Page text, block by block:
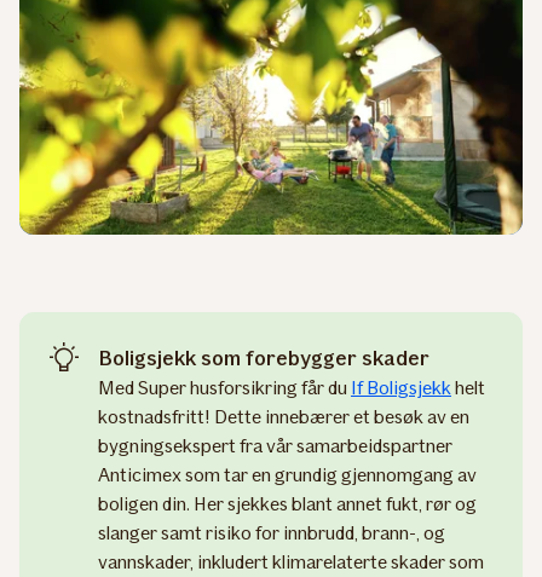
Boligsjekk som forebygger skader
Med Super husforsikring får du If Boligsjekk helt
kostnadsfritt! Dette innebærer et besøk av en
bygningsekspert fra vår samarbeidspartner
Anticimex som tar en grundig gjennomgang av
boligen din. Her sjekkes blant annet fukt, rør og
slanger samt risiko for innbrudd, brann-, og
vannskader, inkludert klimarelaterte skader som